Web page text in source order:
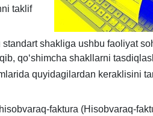
taklif
shakliga ushbu faoliyat
qoʻshimcha shakllarni
quyidagilardan keraklisini
faktura (Hisobvaraq-